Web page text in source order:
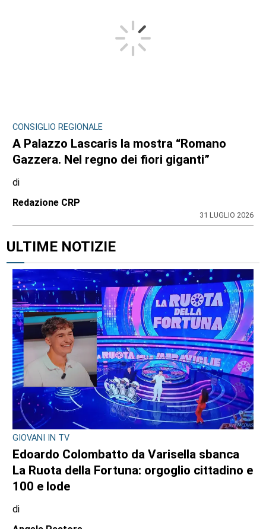
CONSIGLIO REGIONALE
A Palazzo Lascaris la mostra “Romano
Gazzera. Nel regno dei fiori giganti”
di
Redazione CRP
31 LUGLIO 2026
ULTIME NOTIZIE
GIOVANI IN TV
Edoardo Colombatto da Varisella sbanca
La Ruota della Fortuna: orgoglio cittadino e
100 e lode
di